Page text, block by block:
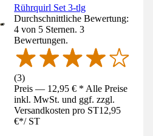
Rührquirl Set 3-tlg
Durchschnittliche Bewertung:
4 von 5 Sternen. 3
Bewertungen.
(3)
Preis — 12,95 € * Alle Preise
inkl. MwSt. und ggf. zzgl.
Versandkosten pro ST12,95
€*/ ST